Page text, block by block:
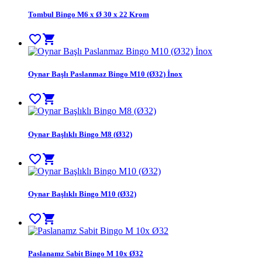
Tombul Bingo M6 x Ø 30 x 22 Krom
favorite_bordershopping_cart
Oynar Başlı Paslanmaz Bingo M10 (Ø32) İnox
favorite_bordershopping_cart
Oynar Başlıklı Bingo M8 (Ø32)
favorite_bordershopping_cart
Oynar Başlıklı Bingo M10 (Ø32)
favorite_bordershopping_cart
Paslanamz Sabit Bingo M 10x Ø32